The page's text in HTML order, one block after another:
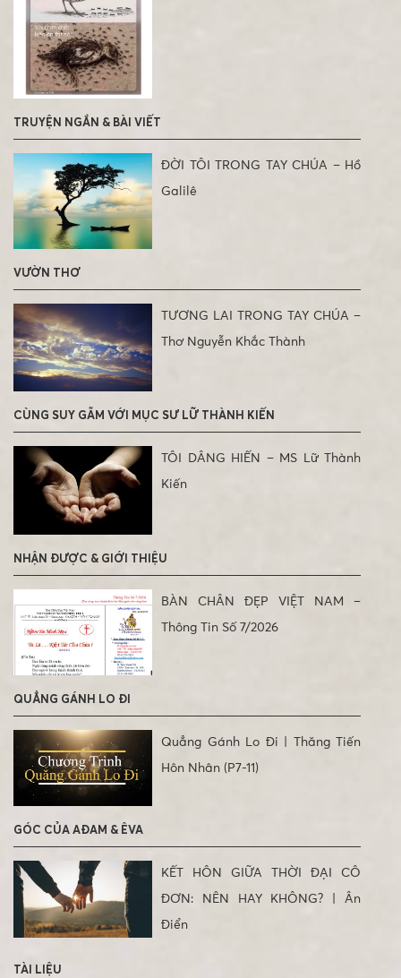
TRUYỆN NGẮN & BÀI VIẾT
ĐỜI TÔI TRONG TAY CHÚA – Hồ
Galilê
VƯỜN THƠ
TƯƠNG LAI TRONG TAY CHÚA –
Thơ Nguyễn Khắc Thành
CÙNG SUY GẪM VỚI MỤC SƯ LỮ THÀNH KIẾN
TÔI DÂNG HIẾN – MS Lữ Thành
Kiến
NHẬN ĐƯỢC & GIỚI THIỆU
BÀN CHÂN ĐẸP VIỆT NAM –
Thông Tin Số 7/2026
QUẲNG GÁNH LO ĐI
Quẳng Gánh Lo Đi | Thăng Tiến
Hôn Nhân (P7-11)
GÓC CỦA AĐAM & ÊVA
KẾT HÔN GIỮA THỜI ĐẠI CÔ
ĐƠN: NÊN HAY KHÔNG? | Ân
Điển
TÀI LIỆU